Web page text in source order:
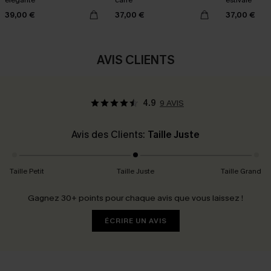
39,00 € 37,00 € 37,00 €
AVIS CLIENTS
4.9 9 AVIS
Avis des Clients: Taille Juste
Taille Petit Taille Juste Taille Grand
Gagnez 30+ points pour chaque avis que vous laissez !
ÉCRIRE UN AVIS